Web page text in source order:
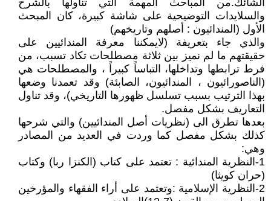
الشائك.من المباحث المهمة التي تناولها بالشرح
والسلايدات التوضيحية على شاشة كبيرة، كان المبحث
الأول (المندائيون : أصلهم وتاريخهم)
والذي جاء بتعريفة (لايمكننا معرفة المندائيين على
حقيقتهم ما لم نميز بين ثلاثة مصطلحات تكاد تسبب، من
فرط ترابطها وتداخلها، التباساً كبيراً ، والمصطلحات هي
(الناصورائيون ، المندائيون، الصابئة) وقد تعمدنا وضعها
بهذا الترتيب بسبب تسلسل ظهورها التاريخي)، وقد تناول
التعاريف بشكل مفصل.
بعدها تطرق الى (نظريات أصل المندائيين) والتي شرحها
كذلك بشكل مفصل كما وردت في العديد من المصادر
وهي:
1-النظرية المندائية : تعتمد على كتاب (الكنزا ربا) وكتاب
(حران كويثا)
2-النظرية الإسلامية :وتعتمد على أراء الفقهاء والمؤرخين